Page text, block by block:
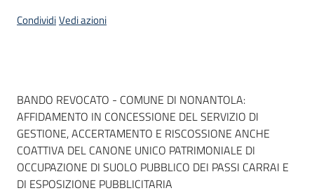
CondividiVedi azioni
Dati del bando
BANDO REVOCATO - COMUNE DI NONANTOLA:
AFFIDAMENTO IN CONCESSIONE DEL SERVIZIO DI
GESTIONE, ACCERTAMENTO E RISCOSSIONE ANCHE
COATTIVA DEL CANONE UNICO PATRIMONIALE DI
OCCUPAZIONE DI SUOLO PUBBLICO DEI PASSI CARRAI E
DI ESPOSIZIONE PUBBLICITARIA